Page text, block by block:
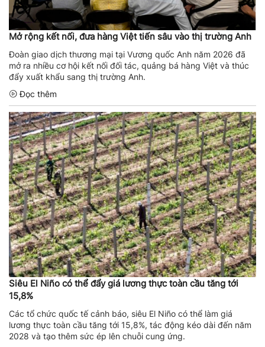
Mở rộng kết nối, đưa hàng Việt tiến sâu vào thị trường Anh
Đoàn giao dịch thương mại tại Vương quốc Anh năm 2026 đã
mở ra nhiều cơ hội kết nối đối tác, quảng bá hàng Việt và thúc
đẩy xuất khẩu sang thị trường Anh.
Đọc thêm
Siêu El Niño có thể đẩy giá lương thực toàn cầu tăng tới
15,8%
Các tổ chức quốc tế cảnh báo, siêu El Niño có thể làm giá
lương thực toàn cầu tăng tới 15,8%, tác động kéo dài đến năm
2028 và tạo thêm sức ép lên chuỗi cung ứng.